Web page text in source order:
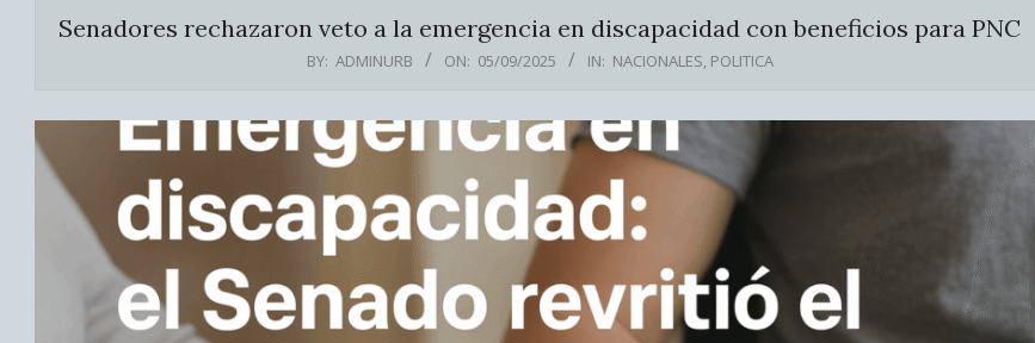
Senadores rechazaron veto a la emergencia en discapacidad con beneficios para PNC
BY: ADMINURB ON: 05/09/2025 IN: NACIONALES, POLITICA